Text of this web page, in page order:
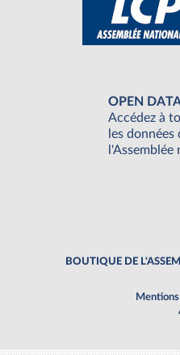
OPEN
Accédez à
les données
l'Assemblée
BOUTIQUE DE